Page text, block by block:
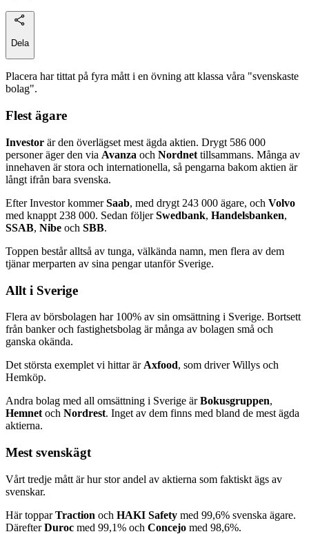
Dela
Placera har tittat på fyra mått i en övning att klassa våra "svenskaste
bolag".
Flest ägare
Investor är den överlägset mest ägda aktien. Drygt 586 000
personer äger den via Avanza och Nordnet tillsammans. Många av
innehaven är stora och internationella, så pengarna bakom aktien är
långt ifrån bara svenska.
Efter Investor kommerSaab, med drygt 243 000 ägare, och Volvo
med knappt 238 000. Sedan följerSwedbank, Handelsbanken,
SSAB, Nibe och SBB.
Toppen består alltså av tunga, välkända namn, men flera av dem
tjänar merparten av sina pengar utanför Sverige.
Allt i Sverige
Flera av börsbolagen har 100% av sin omsättning i Sverige. Bortsett
från banker och fastighetsbolag är många av bolagen små och
ganska okända.
Det största exemplet vi hittar är Axfood, som driver Willys och
Hemköp.
Andra bolag med all omsättning i Sverige ärBokusgruppen,
Hemnet och Nordrest. Inget av dem finns med bland de mest ägda
aktierna.
Mest svenskägt
Vårt tredje mått är hur stor andel av aktierna som faktiskt ägs av
svenskar.
Här topparTraction och HAKI Safety med 99,6% svenska ägare.
DärefterDuroc med 99,1% och Concejo med 98,6%.